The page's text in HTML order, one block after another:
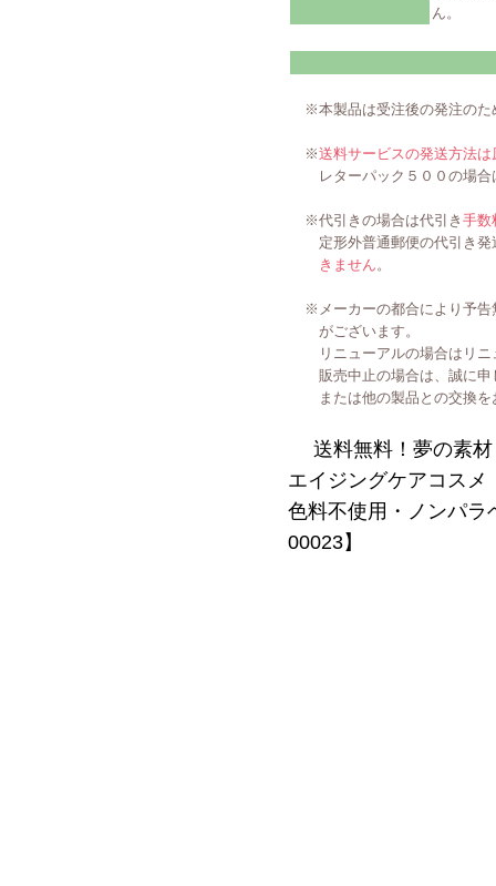
ん。
※本製品は受注後の発注のた
※送料サービスの発送方法は
レターパック５００の場合
※代引きの場合は代引き 手数
定形外普通郵便の代引き発
きません 。
※メーカーの都合により予告
がございます。
リニューアルの場合はリニ
販売中止の場合は、誠に申
または他の製品との交換
送料無料！夢の素材
エイジングケアコス
色料不使用・ノンパ
00023】